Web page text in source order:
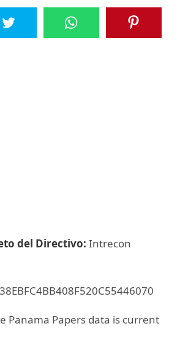
del Directivo: Intrecon
Panama Papers data is current